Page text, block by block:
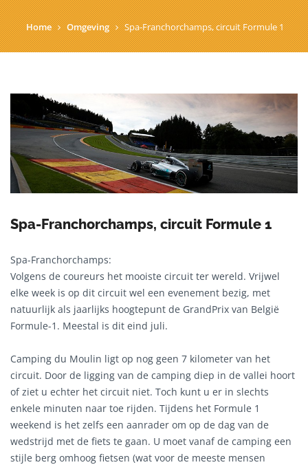
Home Omgeving Spa-Franchorchamps, circuit Formule 1
Spa-Franchorchamps, circuit Formule 1
Spa-Franchorchamps:
Volgens de coureurs het mooiste circuit ter wereld. Vrijwel
elke week is op dit circuit wel een evenement bezig, met
natuurlijk als jaarlijks hoogtepunt de GrandPrix van België
Formule-1. Meestal is dit eind juli.
Camping du Moulin ligt op nog geen 7 kilometer van het
circuit. Door de ligging van de camping diep in de vallei hoort
of ziet u echter het circuit niet. Toch kunt u er in slechts
enkele minuten naar toe rijden. Tijdens het Formule 1
weekend is het zelfs een aanrader om op de dag van de
wedstrijd met de fiets te gaan. U moet vanaf de camping een
stijle berg omhoog fietsen (wat voor de meeste mensen